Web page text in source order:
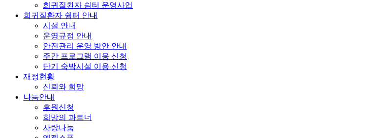
희귀질환자 쉼터 운영사업
희귀질환자 쉼터 안내
시설 안내
운영규정 안내
안전관리 운영 방안 안내
주간 프로그램 이용 신청
단기 숙박시설 이용 신청
재정현황
신뢰와 희망
나눔안내
후원신청
희망의 파트너
사랑나눔